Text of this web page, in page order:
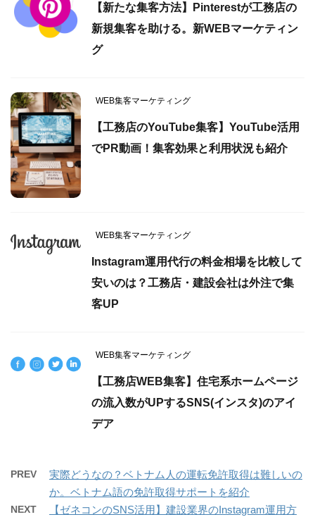
【新たな集客方法】Pinterestが工務店の
新規集客を助ける。新WEBマーケティン
グ
WEB集客マーケティング
【工務店のYouTube集客】YouTube活用
でPR動画！集客効果と利用状況も紹介
WEB集客マーケティング
Instagram運用代行の料金相場を比較して
安いのは？工務店・建設会社は外注で集
客UP
WEB集客マーケティング
【工務店WEB集客】住宅系ホームページ
の流入数がUPするSNS(インスタ)のアイ
デア
PREV
実際どうなの？ベトナム人の運転免許取得は難しいの
か。ベトナム語の免許取得サポートを紹介
NEXT
【ゼネコンのSNS活用】建設業界のInstagram運用方